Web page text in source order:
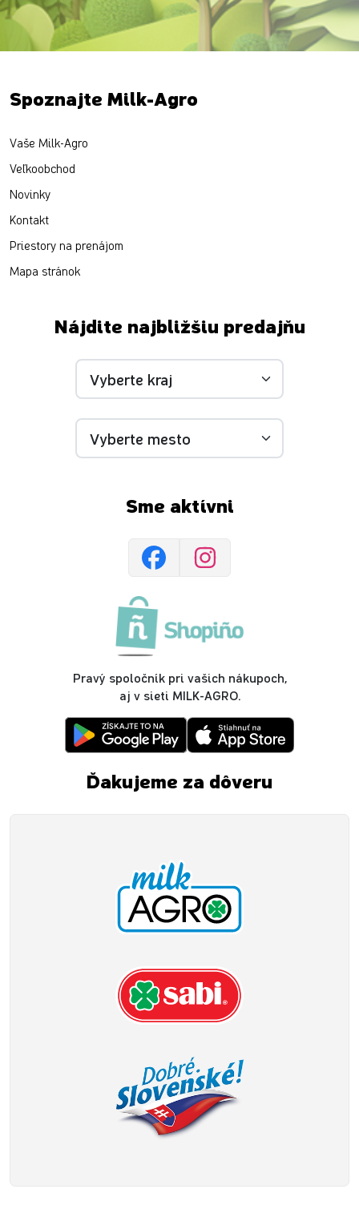
Spoznajte Milk-Agro
Vaše Milk-Agro
Veľkoobchod
Novinky
Kontakt
Priestory na prenájom
Mapa stránok
Nájdite najbližšiu predajňu
Sme aktívni
Pravý spoločník pri vašich nákupoch,
aj v sieti MILK-AGRO.
Ďakujeme za dôveru